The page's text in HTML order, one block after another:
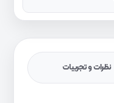
نظرات و تجربیات